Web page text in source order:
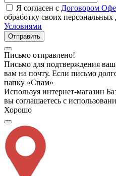
Я согласен с Договором
обработку своих
Условиями
Отправить
Письмо отправлено!
Письмо для подтверждения
вам на почту. Если письмо
папку «Спам»
Используя интернет-магазин
вы соглашаетесь с
Хорошо